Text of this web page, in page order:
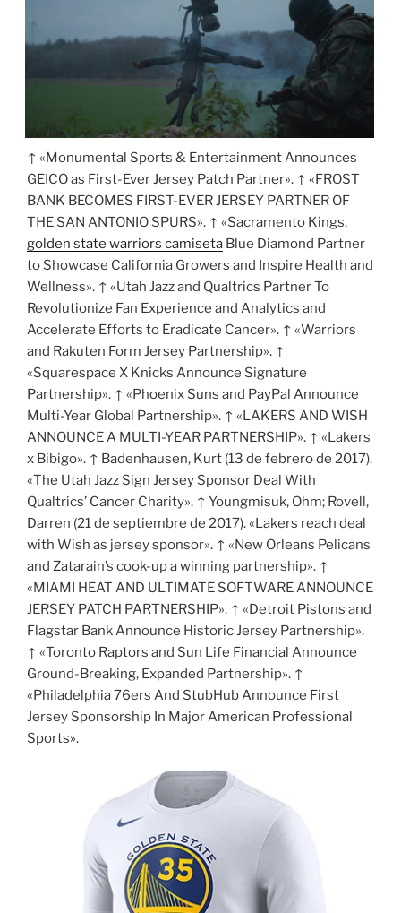
↑ «Monumental Sports & Entertainment Announces
GEICO as First-Ever Jersey Patch Partner». ↑ «FROST
BANK BECOMES FIRST-EVER JERSEY PARTNER OF
THE SAN ANTONIO SPURS». ↑ «Sacramento Kings,
golden state warriors camiseta Blue Diamond Partner
to Showcase California Growers and Inspire Health and
Wellness». ↑ «Utah Jazz and Qualtrics Partner To
Revolutionize Fan Experience and Analytics and
Accelerate Efforts to Eradicate Cancer». ↑ «Warriors
and Rakuten Form Jersey Partnership». ↑
«Squarespace X Knicks Announce Signature
Partnership». ↑ «Phoenix Suns and PayPal Announce
Multi-Year Global Partnership». ↑ «LAKERS AND WISH
ANNOUNCE A MULTI-YEAR PARTNERSHIP». ↑ «Lakers
x Bibigo». ↑ Badenhausen, Kurt (13 de febrero de 2017).
«The Utah Jazz Sign Jersey Sponsor Deal With
Qualtrics’ Cancer Charity». ↑ Youngmisuk, Ohm; Rovell,
Darren (21 de septiembre de 2017). «Lakers reach deal
with Wish as jersey sponsor». ↑ «New Orleans Pelicans
and Zatarain’s cook-up a winning partnership». ↑
«MIAMI HEAT AND ULTIMATE SOFTWARE ANNOUNCE
JERSEY PATCH PARTNERSHIP». ↑ «Detroit Pistons and
Flagstar Bank Announce Historic Jersey Partnership».
↑ «Toronto Raptors and Sun Life Financial Announce
Ground-Breaking, Expanded Partnership». ↑
«Philadelphia 76ers And StubHub Announce First
Jersey Sponsorship In Major American Professional
Sports».